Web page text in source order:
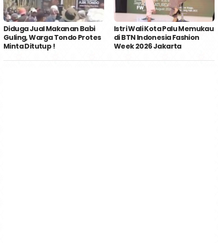
Diduga Jual Makanan Babi
Guling, Warga Tondo Protes
Minta Ditutup !
Istri Wali Kota Palu Memukau
di BTN Indonesia Fashion
Week 2026 Jakarta